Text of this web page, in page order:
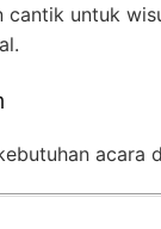
cantik untuk
acara